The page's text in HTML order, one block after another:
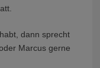
dann sprecht
Marcus gerne